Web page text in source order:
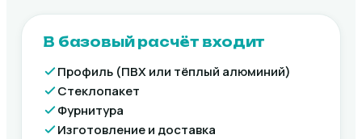
В базовый расчёт входит
Профиль (ПВХ или тёплый алюминий)
Стеклопакет
Фурнитура
Изготовление и доставка